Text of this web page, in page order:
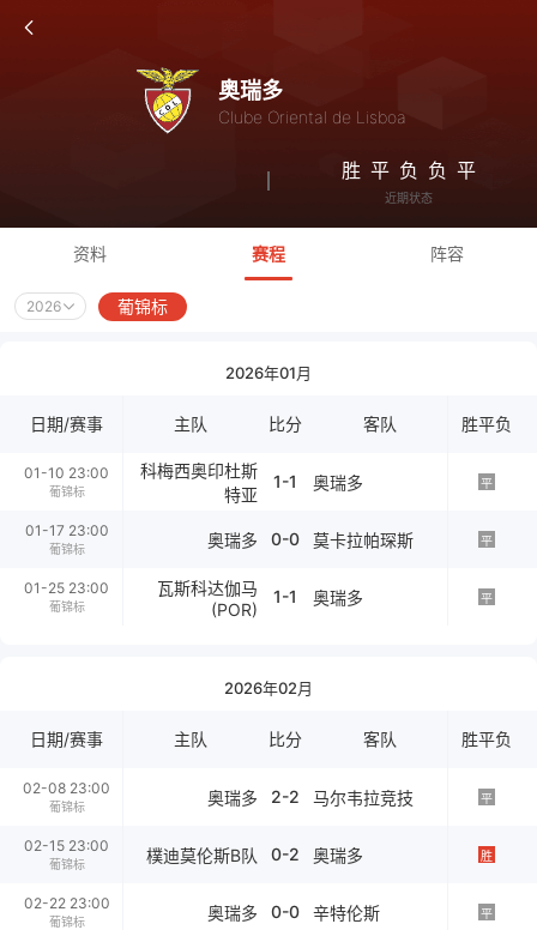
奥瑞多
Clube Oriental de Lisboa
胜 平 负 负 平
近期状态
资料 赛程 阵容
2026 葡锦标
2026年01月
日期/赛事 主队 比分 客队 胜平负
01-10 23:00
葡锦标
科梅西奥印杜斯
特亚
1-1 奥瑞多 平
01-17 23:00
葡锦标 奥瑞多 0-0 莫卡拉帕琛斯 平
01-25 23:00
葡锦标
瓦斯科达伽马
(POR)
1-1 奥瑞多 平
2026年02月
日期/赛事 主队 比分 客队 胜平负
02-08 23:00
葡锦标 奥瑞多 2-2 马尔韦拉竞技 平
02-15 23:00
葡锦标 樸迪莫伦斯B队 0-2 奥瑞多 胜
02-22 23:00
葡锦标 奥瑞多 0-0 辛特伦斯 平